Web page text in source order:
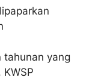
tahunan yang